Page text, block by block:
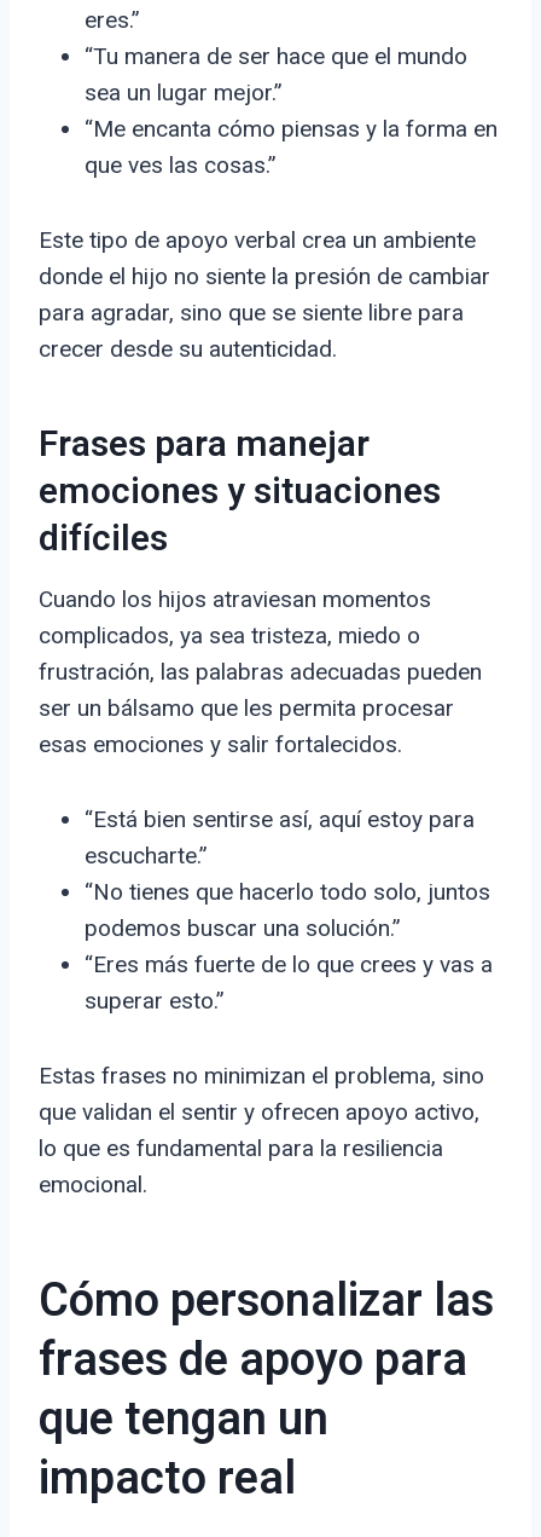
eres.”
“Tu manera de ser hace que el mundo
sea un lugar mejor.”
“Me encanta cómo piensas y la forma en
que ves las cosas.”
Este tipo de apoyo verbal crea un ambiente
donde el hijo no siente la presión de cambiar
para agradar, sino que se siente libre para
crecer desde su autenticidad.
Frases para manejar
emociones y situaciones
difíciles
Cuando los hijos atraviesan momentos
complicados, ya sea tristeza, miedo o
frustración, las palabras adecuadas pueden
ser un bálsamo que les permita procesar
esas emociones y salir fortalecidos.
“Está bien sentirse así, aquí estoy para
escucharte.”
“No tienes que hacerlo todo solo, juntos
podemos buscar una solución.”
“Eres más fuerte de lo que crees y vas a
superar esto.”
Estas frases no minimizan el problema, sino
que validan el sentir y ofrecen apoyo activo,
lo que es fundamental para la resiliencia
emocional.
Cómo personalizar las
frases de apoyo para
que tengan un
impacto real